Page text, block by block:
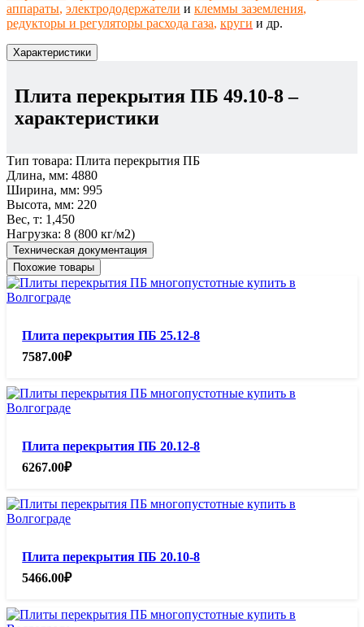
аппараты, электрододержатели и клеммы заземления,
редукторы и регуляторы расхода газа, круги и др.
Характеристики
Плита перекрытия ПБ 49.10-8–
характеристики
Тип товара: Плита перекрытия ПБ
Длина, мм: 4880
Ширина, мм: 995
Высота, мм: 220
Вес, т: 1,450
Нагрузка: 8 (800 кг/м2)
Техническая документация
Похожие товары
Плита перекрытия ПБ 25.12-8
7587.00₽
Плита перекрытия ПБ 20.12-8
6267.00₽
Плита перекрытия ПБ 20.10-8
5466.00₽